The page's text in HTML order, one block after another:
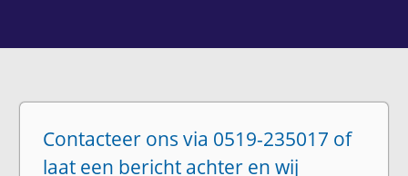
Contacteer ons via 0519-235017 of
laat een bericht achter en wij